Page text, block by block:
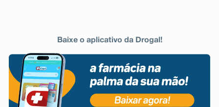
Baixe o aplicativo da Drogal!